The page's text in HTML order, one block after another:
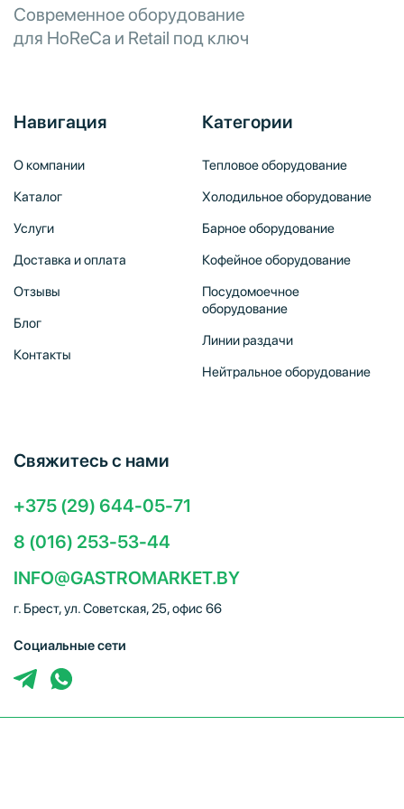
Современное оборудование
для HoReCa и Retail под ключ
Навигация
О компании
Каталог
Услуги
Доставка и оплата
Отзывы
Блог
Контакты
Категории
Тепловое оборудование
Холодильное оборудование
Барное оборудование
Кофейное оборудование
Посудомоечное
оборудование
Линии раздачи
Нейтральное оборудование
Свяжитесь с нами
+375 (29) 644-05-71
8 (016) 253-53-44
INFO@GASTROMARKET.BY
г. Брест, ул. Советская, 25, офис 66
Социальные сети